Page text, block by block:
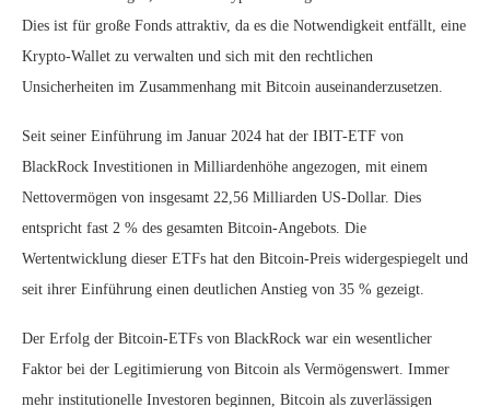
Dies ist für große Fonds attraktiv, da es die Notwendigkeit entfällt, eine
Krypto-Wallet zu verwalten und sich mit den rechtlichen
Unsicherheiten im Zusammenhang mit Bitcoin auseinanderzusetzen.
Seit seiner Einführung im Januar 2024 hat der IBIT-ETF von
BlackRock Investitionen in Milliardenhöhe angezogen, mit einem
Nettovermögen von insgesamt 22,56 Milliarden US-Dollar. Dies
entspricht fast 2 % des gesamten Bitcoin-Angebots. Die
Wertentwicklung dieser ETFs hat den Bitcoin-Preis widergespiegelt und
seit ihrer Einführung einen deutlichen Anstieg von 35 % gezeigt.
Der Erfolg der Bitcoin-ETFs von BlackRock war ein wesentlicher
Faktor bei der Legitimierung von Bitcoin als Vermögenswert. Immer
mehr institutionelle Investoren beginnen, Bitcoin als zuverlässigen